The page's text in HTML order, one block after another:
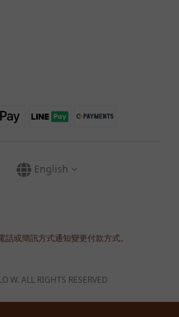
English
或簡訊方式通知變更付款方式。
W. ALL RIGHTS RESERVED